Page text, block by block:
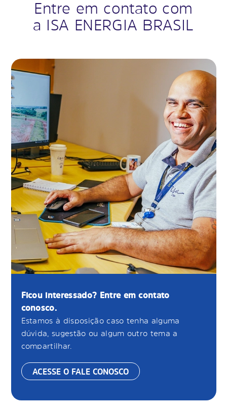
Entre em contato com
a ISA ENERGIA BRASIL
Ficou interessado? Entre em contato
conosco.
Estamos à disposição caso tenha alguma
dúvida, sugestão ou algum outro tema a
compartilhar.
ACESSE O FALE CONOSCO